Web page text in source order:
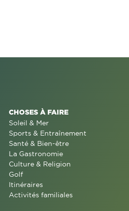
CHOSES À FAIRE
Soleil & Mer
Sports & Entraînement
Santé & Bien-être
La Gastronomie
Culture & Religion
Golf
Itinéraires
Activités familiales